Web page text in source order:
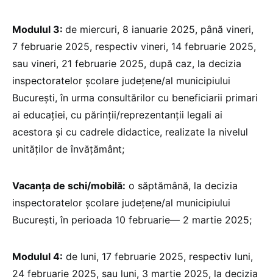
Modulul 3: de miercuri, 8 ianuarie 2025, până vineri,
7 februarie 2025, respectiv vineri, 14 februarie 2025,
sau vineri, 21 februarie 2025, după caz, la decizia
inspectoratelor școlare județene/al municipiului
București, în urma consultărilor cu beneficiarii primari
ai educației, cu părinții/reprezentanții legali ai
acestora și cu cadrele didactice, realizate la nivelul
unităților de învățământ;
Vacanța de schi/mobilă: o săptămână, la decizia
inspectoratelor școlare județene/al municipiului
București, în perioada 10 februarie— 2 martie 2025;
Modulul 4: de luni, 17 februarie 2025, respectiv luni,
24 februarie 2025, sau luni, 3 martie 2025, la decizia